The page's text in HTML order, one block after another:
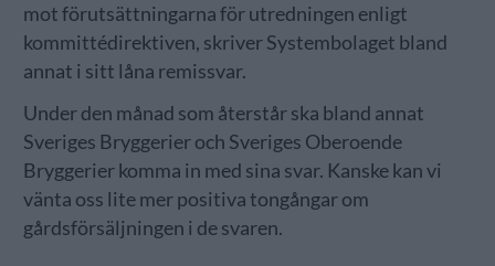
mot förutsättningarna för utredningen enligt
kommittédirektiven, skriver Systembolaget bland
annat i sitt låna remissvar.
Under den månad som återstår ska bland annat
Sveriges Bryggerier och Sveriges Oberoende
Bryggerier komma in med sina svar. Kanske kan vi
vänta oss lite mer positiva tongångar om
gårdsförsäljningen i de svaren.